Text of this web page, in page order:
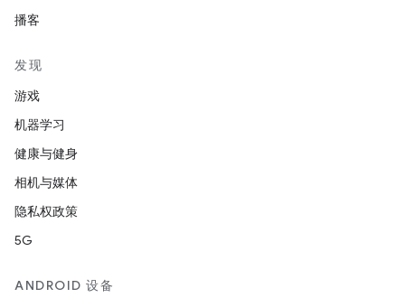
播客
发现
游戏
机器学习
健康与健身
相机与媒体
隐私权政策
5G
ANDROID 设备